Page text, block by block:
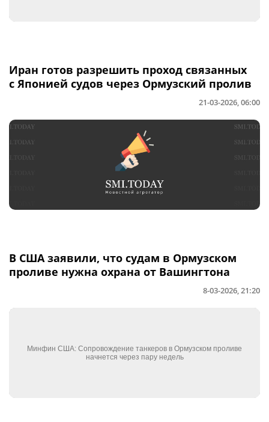
Иран готов разрешить проход связанных
с Японией судов через Ормузский пролив
21-03-2026, 06:00
В США заявили, что судам в Ормузском
проливе нужна охрана от Вашингтона
8-03-2026, 21:20